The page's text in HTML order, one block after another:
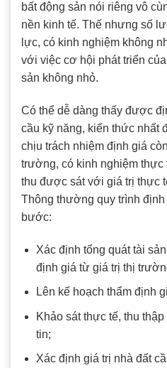
bất động sản nói riêng vô
nền kinh tế. Thế nhưng số
lực, có kinh nghiệm không
với việc cơ hội phát triển
sản không nhỏ.
Có thể dễ dàng thấy được
cầu kỹ năng, kiến thức nhất
chịu trách nhiệm định giá
trường, có kinh nghiệm thực
thu được sát với giá trị thực
Thông thường quy trình
bước:
Xác định tổng quát tài
định giá từ giá trị thị
Lên kế hoạch thẩm định
Khảo sát thực tế, thu
tin;
Xác định giá trị nhà đất